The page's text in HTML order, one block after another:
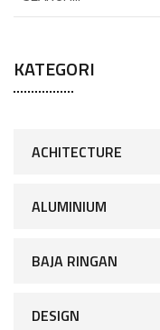
KATEGORI
ACHITECTURE
ALUMINIUM
BAJA RINGAN
DESIGN